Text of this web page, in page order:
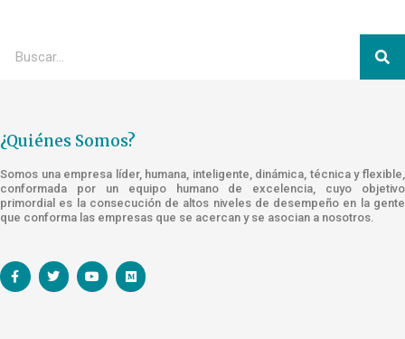
¿Quiénes Somos?
Somos una empresa líder, humana, inteligente, dinámica, técnica y flexible,
conformada por un equipo humano de excelencia, cuyo objetivo
primordial es la consecución de altos niveles de desempeño en la gente
que conforma las empresas que se acercan y se asocian a nosotros.